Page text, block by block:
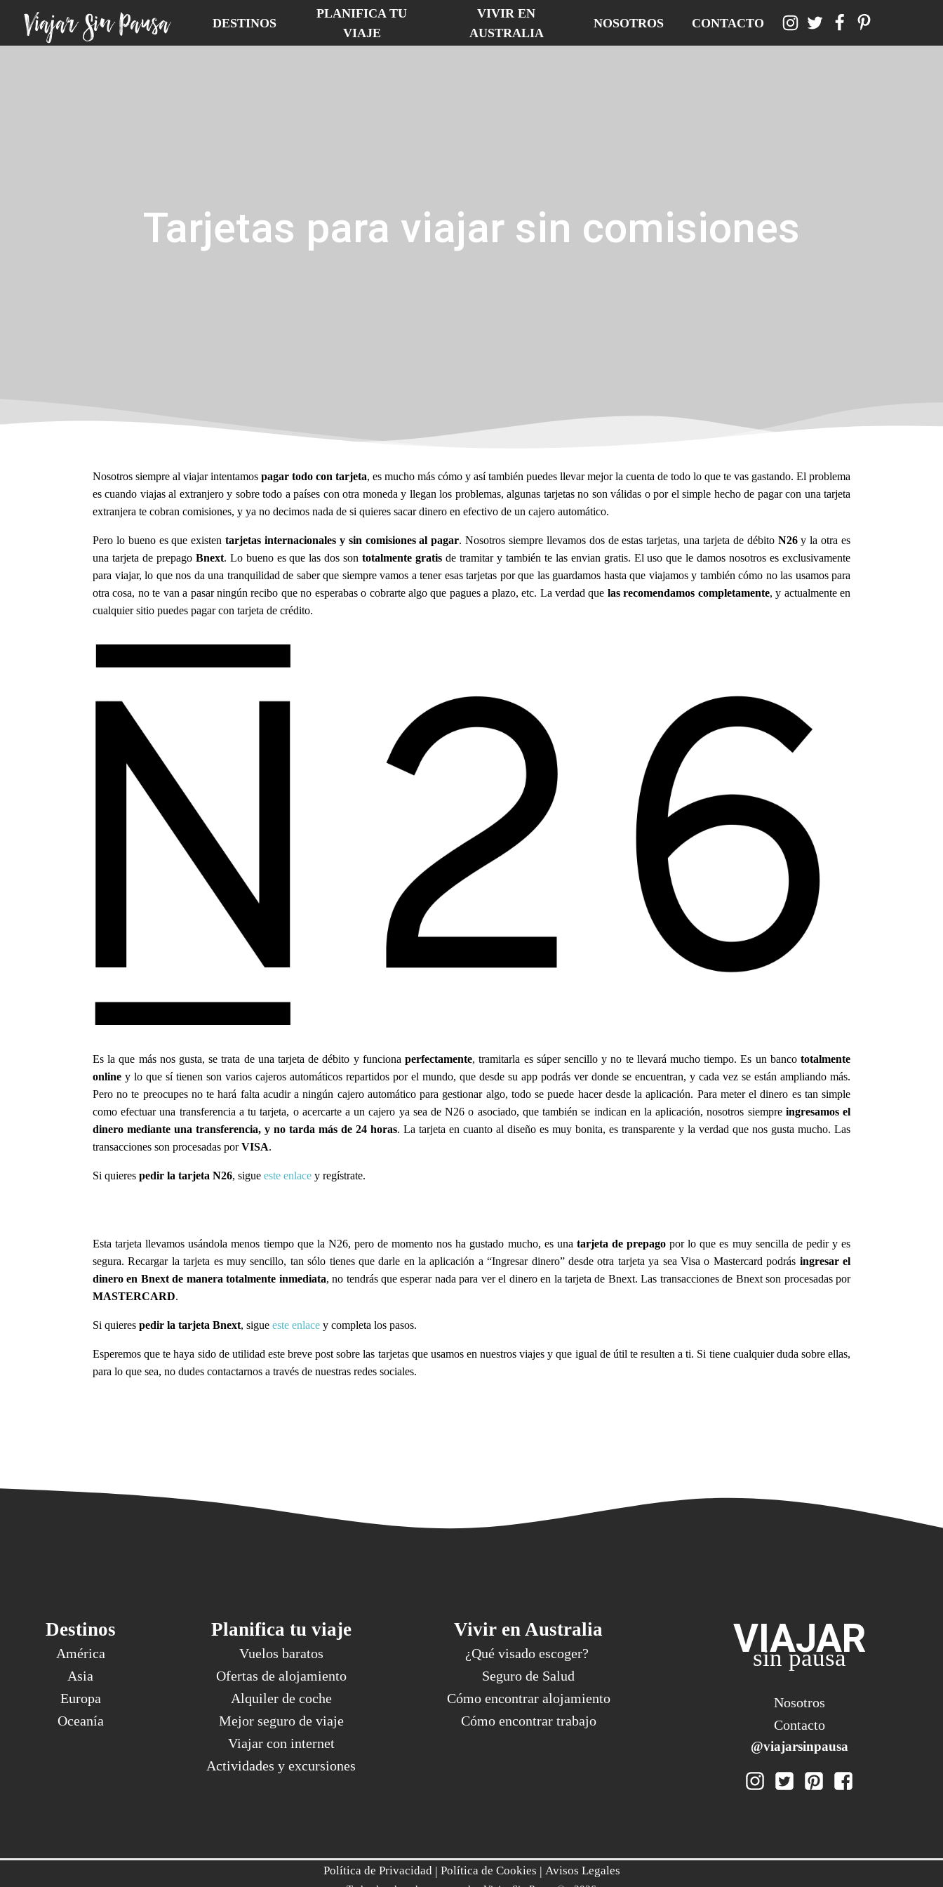
Viajar Sin Pausa DESTINOS
PLANIFICA TU
VIAJE
VIVIR EN
AUSTRALIA
NOSOTROS CONTACTO
Tarjetas para viajar sin comisiones
Nosotros siempre al viajar intentamos pagar todo con tarjeta, es mucho más cómo y así también puedes llevar mejor la cuenta de todo lo que te vas gastando. El problema
es cuando viajas al extranjero y sobre todo a países con otra moneda y llegan los problemas, algunas tarjetas no son válidas o por el simple hecho de pagar con una tarjeta
extranjera te cobran comisiones, y ya no decimos nada de si quieres sacar dinero en efectivo de un cajero automático.
Pero lo bueno es que existentarjetas internacionales y sin comisiones al pagar. Nosotros siempre llevamos dos de estas tarjetas, una tarjeta de débito N26y la otra es
una tarjeta de prepago Bnext. Lo bueno es que las dos sontotalmente gratis de tramitar y también te las envian gratis. El uso que le damos nosotros es exclusivamente
para viajar, lo que nos da una tranquilidad de saber que siempre vamos a tener esas tarjetas por que las guardamos hasta que viajamos y también cómo no las usamos para
otra cosa, no te van a pasar ningún recibo que no esperabas o cobrarte algo que pagues a plazo, etc. La verdad que las recomendamos completamente, y actualmente en
cualquier sitio puedes pagar con tarjeta de crédito.
Es la que más nos gusta, se trata de una tarjeta de débito y funcionaperfectamente, tramitarla es súper sencillo y no te llevará mucho tiempo. Es un bancototalmente
online y lo que sí tienen son varios cajeros automáticos repartidos por el mundo, que desde su app podrás ver donde se encuentran, y cada vez se están ampliando más.
Pero no te preocupes no te hará falta acudir a ningún cajero automático para gestionar algo, todo se puede hacer desde la aplicación. Para meter el dinero es tan simple
como efectuar una transferencia a tu tarjeta, o acercarte a un cajero ya sea de N26 o asociado, que también se indican en la aplicación, nosotros siempre ingresamos el
dinero mediante una transferencia, y no tarda más de 24 horas. La tarjeta en cuanto al diseño es muy bonita, es transparente y la verdad que nos gusta mucho. Las
transacciones son procesadas porVISA.
Si quieres pedir la tarjeta N26, sigue este enlace y regístrate.
Esta tarjeta llevamos usándola menos tiempo que la N26, pero de momento nos ha gustado mucho, es una tarjeta de prepagopor lo que es muy sencilla de pedir y es
segura. Recargar la tarjeta es muy sencillo, tan sólo tienes que darle en la aplicación a “Ingresar dinero” desde otra tarjeta ya sea Visa o Mastercard podrás ingresar el
dinero en Bnext de manera totalmente inmediata, no tendrás que esperar nada para ver el dinero en la tarjeta de Bnext. Las transacciones de Bnext son procesadas por
MASTERCARD.
Si quieres pedir la tarjeta Bnext, sigue este enlace y completa los pasos.
Esperemos que te haya sido de utilidad este breve post sobre las tarjetas que usamos en nuestros viajes y que igual de útil te resulten a ti. Si tiene cualquier duda sobre ellas,
para lo que sea, no dudes contactarnos a través de nuestras redes sociales.
Destinos
América
Asia
Europa
Oceanía
Planifica tu viaje
Vuelos baratos
Ofertas de alojamiento
Alquiler de coche
Mejor seguro de viaje
Viajar con internet
Actividades y excursiones
Vivir en Australia
¿Qué visado escoger?
Seguro de Salud
Cómo encontrar alojamiento
Cómo encontrar trabajo
VIAJAR
sin pausa
Nosotros
Contacto
@viajarsinpausa
Política de Privacidad | Política de Cookies | Avisos Legales